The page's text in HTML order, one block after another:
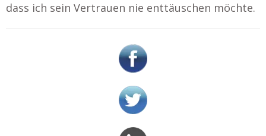
dass ich sein Vertrauen nie enttäuschen möchte.